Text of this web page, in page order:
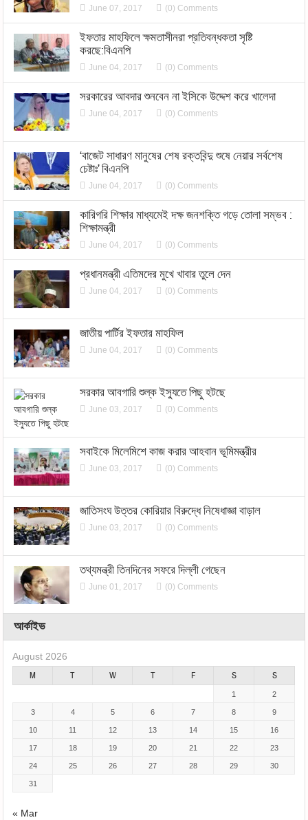
June 07, 2017 (0) Comments
ইফতার মাহফিলে ক্ষমতাসীনরা প্রতিবন্ধকতা সৃষ্টি
করছে:বিএনপি
June 04, 2017 (0) Comments
সরকারের আবদার শুনবেন না ইসিকে উদ্দেশ করে খালেদা
June 04, 2017 (0) Comments
‘বাজেট সাধারণ মানুষের শেষ রক্তবিন্দু শুষে নেয়ার সর্বশেষ
চেষ্টাঃ’ বিএনপি
June 04, 2017 (0) Comments
কারিগরি শিক্ষার মাধ্যমেই দক্ষ জনশক্তি গড়ে তোলা সম্ভব :
শিক্ষামন্ত্রী
June 04, 2017 (0) Comments
প্রধানমন্ত্রী এতিমদের মুখে খাবার তুলে দেন
June 04, 2017 (0) Comments
জাতীয় পার্টির ইফতার মাহফিল
June 04, 2017 (0) Comments
সরকার আবগারি শুল্ক ইস্যুতে পিছু হটছে
June 03, 2017 (0) Comments
সবাইকে মিলেমিশে কাজ করার আহবান ভূমিমন্ত্রীর
June 03, 2017 (0) Comments
জাতিসংঘ উত্তর কোরিয়ার বিরুদ্ধে নিষেধাজ্ঞা বাড়াল
June 03, 2017 (0) Comments
তথ্যমন্ত্রী তিনদিনের সফরে দিল্লী গেছেন
June 01, 2017 (0) Comments
আর্কাইভ
August 2026
M
T W T F S S
1 2
3 4 5 6 7 8 9
10 11 12 13 14 15 16
17 18 19 20 21 22 23
24 25 26 27 28 29 30
31
« Mar